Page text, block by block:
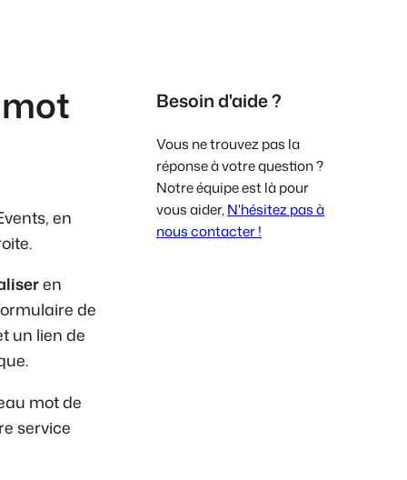
Spanish
Portuguese
Polish
en
en
de
un lien de
mot de
service
Besoin d'aide ?
Vous ne trouvez pas la
réponse à votre question ?
Notre équipe est là pour
vous aider,N'hésitez pas à
nous contacter !